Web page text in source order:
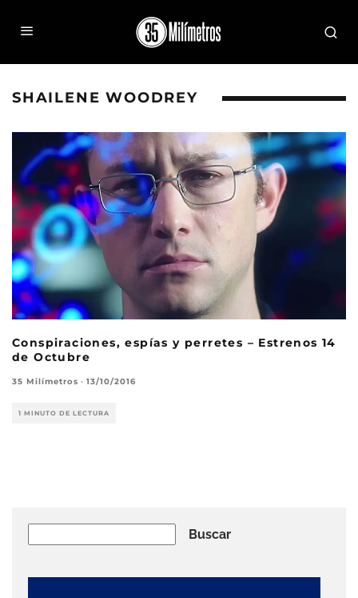
SHAILENE WOODREY
Conspiraciones, espías y perretes – Estrenos 14
de Octubre
35 Milímetros · 13/10/2016
1 MINUTO DE LECTURA
Buscar